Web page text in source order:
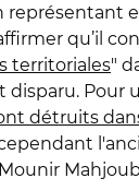
représentant
qu’il
territoriales"
disparu. Pour
détruits